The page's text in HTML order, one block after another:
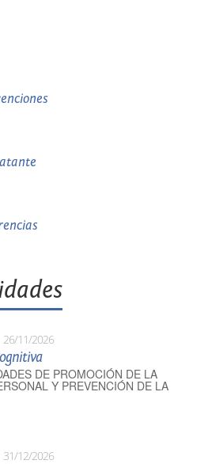
26/11/2026
DE PROMOCIÓN DE LA
Y PREVENCIÓN DE LA
31/12/2026